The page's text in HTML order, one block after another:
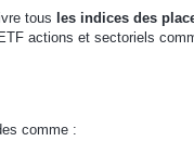
tous les indices des
actions et sectoriels
comme :